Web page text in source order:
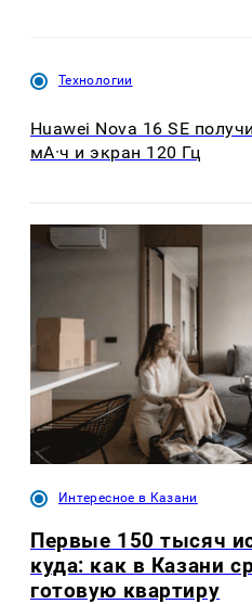
Технологии
Huawei Nova 16 SE
мА·ч и экран 120 Гц
Интересное в Казани
Первые 150 тысяч
куда: как в Казани
готовую квартиру